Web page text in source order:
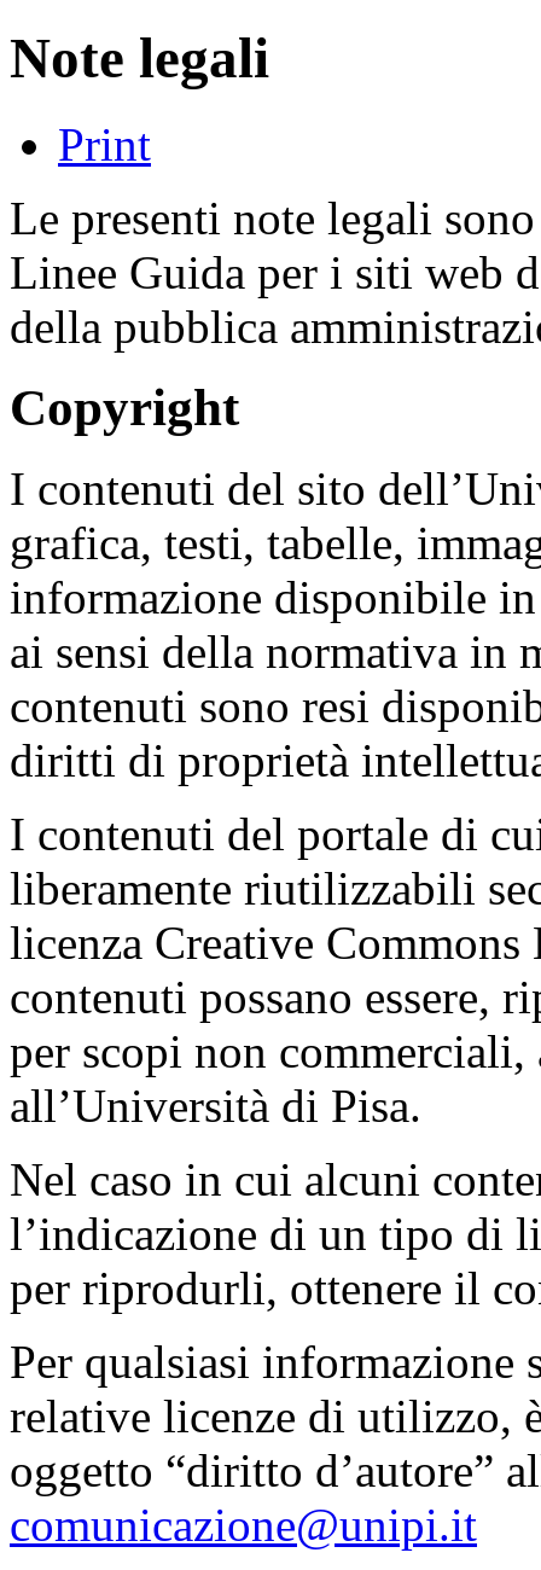
Note legali
Print
Le presenti note legali
Linee Guida per i siti web
della pubblica
Copyright
I contenuti del sito
grafica, testi, tabelle,
informazione disponibile
ai sensi della normativa in
contenuti sono resi
diritti di proprietà
I contenuti del portale di
liberamente riutilizzabili
licenza Creative
contenuti possano essere,
per scopi non
all’Università di Pisa.
Nel caso in cui alcuni
l’indicazione di un tipo di
per riprodurli, ottenere il
Per qualsiasi
relative licenze di utilizzo,
oggetto “diritto d’autore”
comunicazione@unipi.it